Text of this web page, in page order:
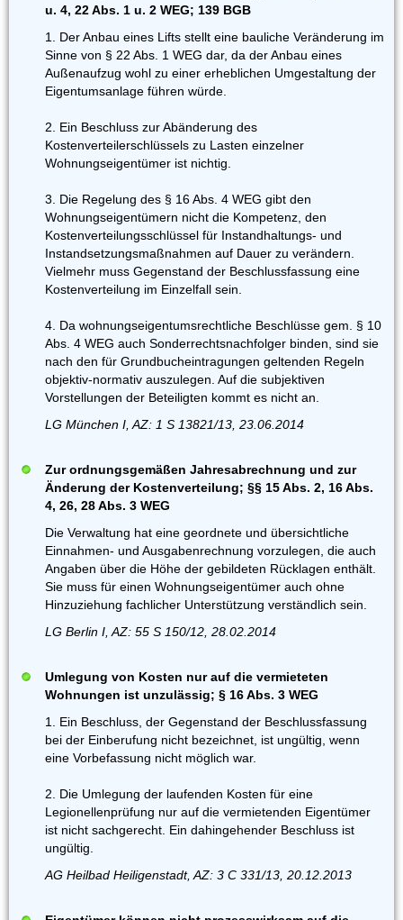
u. 4, 22 Abs. 1 u. 2 WEG; 139 BGB
1. Der Anbau eines Lifts stellt eine bauliche Veränderung im
Sinne von § 22 Abs. 1 WEG dar, da der Anbau eines
Außenaufzug wohl zu einer erheblichen Umgestaltung der
Eigentumsanlage führen würde.
2. Ein Beschluss zur Abänderung des
Kostenverteilerschlüssels zu Lasten einzelner
Wohnungseigentümer ist nichtig.
3. Die Regelung des § 16 Abs. 4 WEG gibt den
Wohnungseigentümern nicht die Kompetenz, den
Kostenverteilungsschlüssel für Instandhaltungs- und
Instandsetzungsmaßnahmen auf Dauer zu verändern.
Vielmehr muss Gegenstand der Beschlussfassung eine
Kostenverteilung im Einzelfall sein.
4. Da wohnungseigentumsrechtliche Beschlüsse gem. § 10
Abs. 4 WEG auch Sonderrechtsnachfolger binden, sind sie
nach den für Grundbucheintragungen geltenden Regeln
objektiv-normativ auszulegen. Auf die subjektiven
Vorstellungen der Beteiligten kommt es nicht an.
LG München I, AZ: 1 S 13821/13, 23.06.2014
Zur ordnungsgemäßen Jahresabrechnung und zur
Änderung der Kostenverteilung; §§ 15 Abs. 2, 16 Abs.
4, 26, 28 Abs. 3 WEG
Die Verwaltung hat eine geordnete und übersichtliche
Einnahmen- und Ausgabenrechnung vorzulegen, die auch
Angaben über die Höhe der gebildeten Rücklagen enthält.
Sie muss für einen Wohnungseigentümer auch ohne
Hinzuziehung fachlicher Unterstützung verständlich sein.
LG Berlin I, AZ: 55 S 150/12, 28.02.2014
Umlegung von Kosten nur auf die vermieteten
Wohnungen ist unzulässig; § 16 Abs. 3 WEG
1. Ein Beschluss, der Gegenstand der Beschlussfassung
bei der Einberufung nicht bezeichnet, ist ungültig, wenn
eine Vorbefassung nicht möglich war.
2. Die Umlegung der laufenden Kosten für eine
Legionellenprüfung nur auf die vermietenden Eigentümer
ist nicht sachgerecht. Ein dahingehender Beschluss ist
ungültig.
AG Heilbad Heiligenstadt, AZ: 3 C 331/13, 20.12.2013